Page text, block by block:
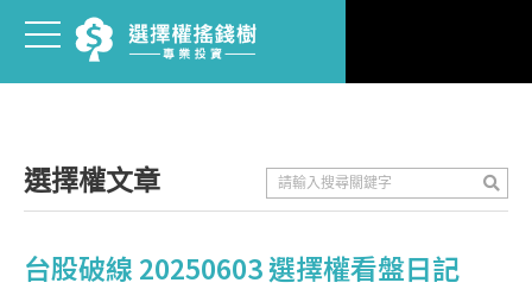
選擇權文章
台股破線 20250603 選擇權看盤日記